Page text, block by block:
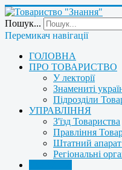
Пошук...
Перемикач навігації
ГОЛОВНА
ПРО ТОВАРИСТВО
У лекторії
Знамениті
Підрозділи
УПРАВЛІННЯ
З'їзд Товариства
Правління
Штатний апарат
Регіональні